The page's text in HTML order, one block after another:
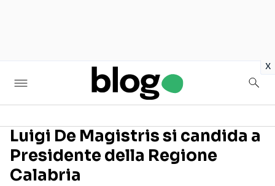
x
Seguici sui social
Luigi De Magistris si candida a
Presidente della Regione
Calabria